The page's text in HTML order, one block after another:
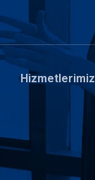
Hizmetlerimiz